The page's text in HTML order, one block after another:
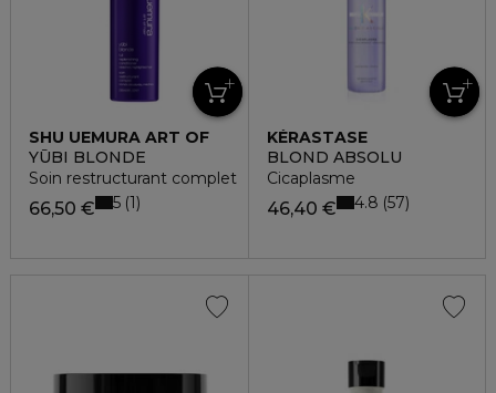
SHU UEMURA ART OF
HAIR
YŪBI BLONDE
Soin restructurant complet
66,50 € 5 1
KÉRASTASE
BLOND ABSOLU
Cicaplasme
46,40 € 4.8 57